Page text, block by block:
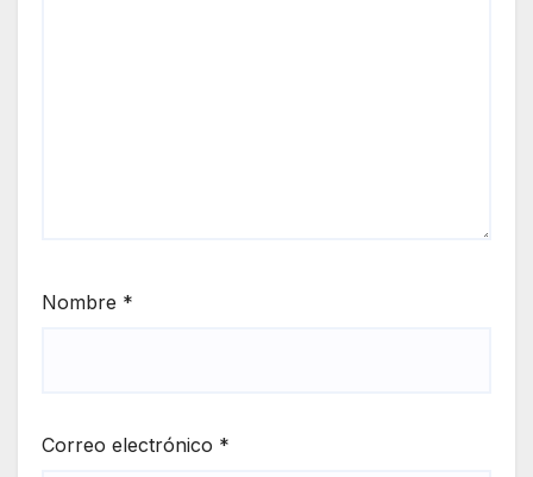
Nombre *
Correo electrónico *